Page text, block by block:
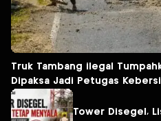
Truk Tambang ilegal
Dipaksa Jadi Petugas
Tower Disegel, Listrik Tetap Menyala: